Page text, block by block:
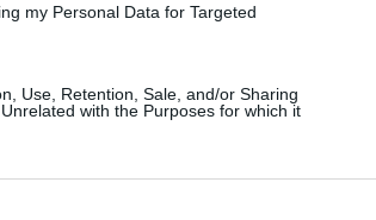
my Personal Data for Targeted
Use, Retention, Sale, and/or Sharing
with the Purposes for which it